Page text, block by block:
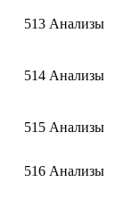
513 Анализы
514 Анализы
515 Анализы
516 Анализы